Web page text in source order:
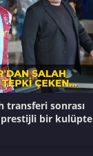
transferi sonrası
prestijli bir kulüpte